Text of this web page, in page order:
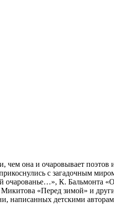
чем она и очаровывает
с загадочным
очарованье…», К. Бальмонта
«Перед зимой» и
написанных детскими